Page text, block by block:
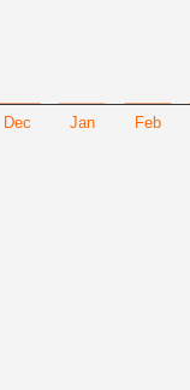
Dec Jan Feb